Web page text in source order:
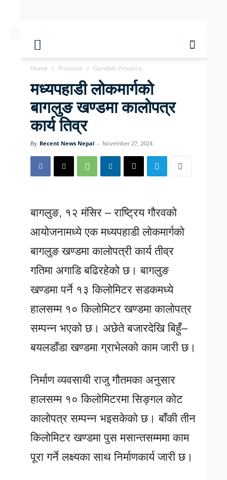
Home Province Gandaki Province
मध्यपहाडी लोकमार्गको
बागलुङ खण्डमा कालोपत्र
कार्य तिव्र
By Recent News Nepal - November 27, 2024
बागलुङ, १२ मंसिर – राष्ट्रिय गौरवको
आयोजनामध्ये एक मध्यपहाडी लोकमार्गको
बागलुङ खण्डमा कालोपत्री कार्य तीव्र
गतिमा अगाडि बढिरहेको छ। बागलुङ
खण्डमा पर्ने १३ किलोमिटर सडकमध्ये
हालसम्म १० किलोमिटर खण्डमा कालोपत्र
सम्पन्न भएको छ। अछेते बजारदेखि बिहुँ–
बयलडाँडा खण्डमा ग्राभेलको काम जारी छ।
निर्माण व्यवसायी राजु गौतमका अनुसार
हालसम्म १० किलोमिटरमा सिङ्गल कोट
कालोपत्र सम्पन्न भइसकेको छ। बाँकी तीन
किलोमिटर खण्डमा पुस मसान्तसम्ममा काम
पूरा गर्ने लक्ष्यका साथ निर्माणकार्य जारी छ।